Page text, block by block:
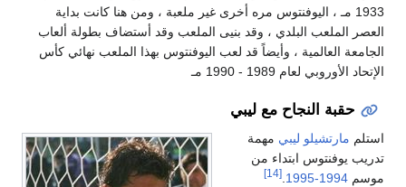
1933 مـ ، اليوفنتوس مره أخرى غير ملعبة ، ومن هنا كانت بداية
الملعب البلدي ، وقد بنيى الملعب وقد أستضاف بطولة ألعاب
العالمية ، وأيضاً قد لعب اليوفنتوس بهذا الملعب نهائي كأس
الأوروبي لعام 1989 - 1990 مـ
حقبة النجاح مع ليبي
مارتشيلو ليبيمهمة
يوفنتوس ابتداء من
1994-1995
.
[14]